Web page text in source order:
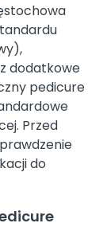
dodatkowe
pedicure
Przed
do